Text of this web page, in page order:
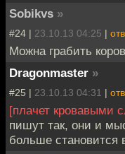
Sobikvs »
#24 | 23.10.13 04:25 |
Можна грабить
Dragonmaster »
#25 | 23.10.13 04:31 |
[плачет кровавыми
пишут так, они и
больше становится